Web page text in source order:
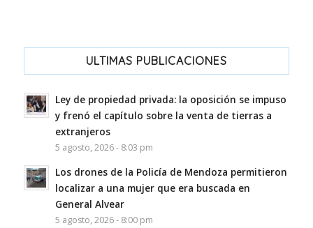
ULTIMAS PUBLICACIONES
Ley de propiedad privada: la oposición se impuso
y frenó el capítulo sobre la venta de tierras a
extranjeros
5 agosto, 2026 - 8:03 pm
Los drones de la Policía de Mendoza permitieron
localizar a una mujer que era buscada en
General Alvear
5 agosto, 2026 - 8:00 pm